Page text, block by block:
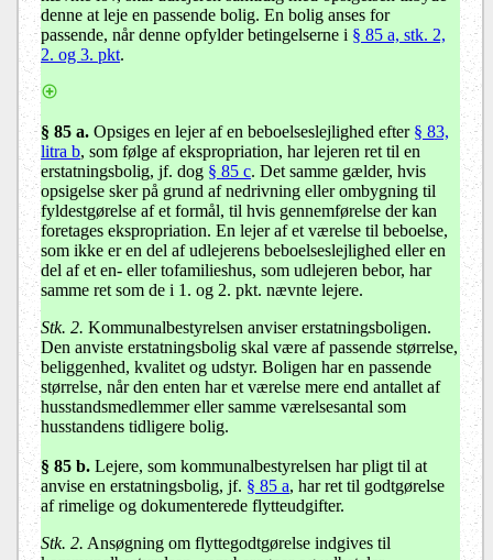
denne at leje en passende bolig. En bolig anses for
passende, når denne opfylder betingelserne i § 85 a, stk. 2,
2. og 3. pkt.
§ 85 a. Opsiges en lejer af en beboelseslejlighed efter § 83,
litra b, som følge af ekspropriation, har lejeren ret til en
erstatningsbolig, jf. dog § 85 c. Det samme gælder, hvis
opsigelse sker på grund af nedrivning eller ombygning til
fyldestgørelse af et formål, til hvis gennemførelse der kan
foretages ekspropriation. En lejer af et værelse til beboelse,
som ikke er en del af udlejerens beboelseslejlighed eller en
del af et en- eller tofamilieshus, som udlejeren bebor, har
samme ret som de i 1. og 2. pkt. nævnte lejere.
Stk. 2. Kommunalbestyrelsen anviser erstatningsboligen.
Den anviste erstatningsbolig skal være af passende størrelse,
beliggenhed, kvalitet og udstyr. Boligen har en passende
størrelse, når den enten har et værelse mere end antallet af
husstandsmedlemmer eller samme værelsesantal som
husstandens tidligere bolig.
§ 85 b. Lejere, som kommunalbestyrelsen har pligt til at
anvise en erstatningsbolig, jf. § 85 a, har ret til godtgørelse
af rimelige og dokumenterede flytteudgifter.
Stk. 2. Ansøgning om flyttegodtgørelse indgives til